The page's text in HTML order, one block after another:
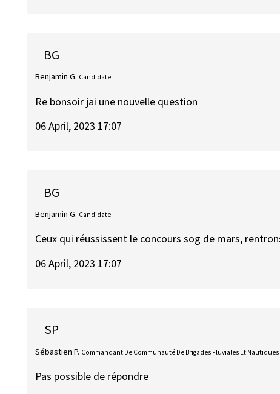
BG
Benjamin G. Candidate
Re bonsoir jai une nouvelle question
06 April, 2023 17:07
BG
Benjamin G. Candidate
Ceux qui réussissent le concours sog de mars,
06 April, 2023 17:07
SP
Sébastien P. Commandant De Communauté De Brigades Fluviales Et Nautiques
Pas possible de répondre